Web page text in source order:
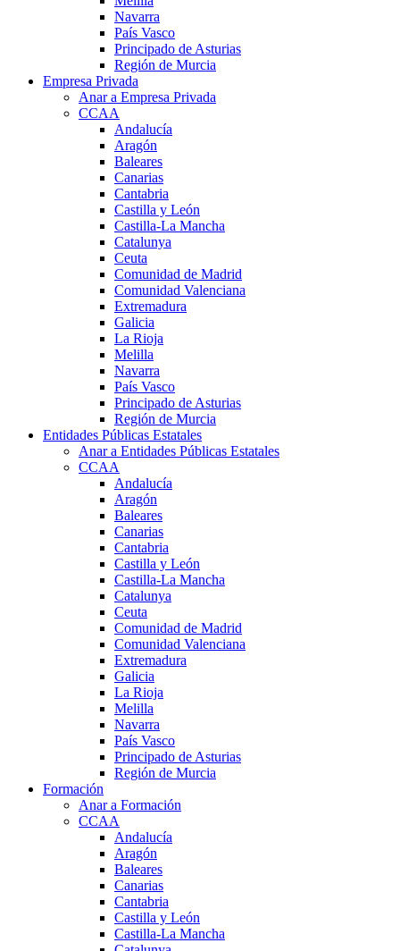
Navarra
País Vasco
Principado de Asturias
Región de Murcia
Empresa Privada
Anar a Empresa Privada
CCAA
Andalucía
Aragón
Baleares
Canarias
Cantabria
Castilla y León
Castilla-La Mancha
Catalunya
Ceuta
Comunidad de Madrid
Comunidad Valenciana
Extremadura
Galicia
La Rioja
Melilla
Navarra
País Vasco
Principado de Asturias
Región de Murcia
Entidades Públicas Estatales
Anar a Entidades Públicas Estatales
CCAA
Andalucía
Aragón
Baleares
Canarias
Cantabria
Castilla y León
Castilla-La Mancha
Catalunya
Ceuta
Comunidad de Madrid
Comunidad Valenciana
Extremadura
Galicia
La Rioja
Melilla
Navarra
País Vasco
Principado de Asturias
Región de Murcia
Formación
Anar a Formación
CCAA
Andalucía
Aragón
Baleares
Canarias
Cantabria
Castilla y León
Castilla-La Mancha